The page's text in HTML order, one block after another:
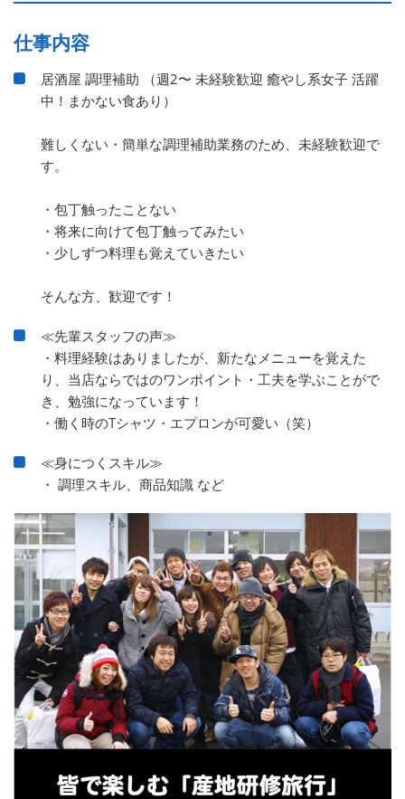
仕事内容
居酒屋 調理補助 （週2〜 未経験歓迎 癒やし系女子 活躍
中！まかない食あり）
難しくない・簡単な調理補助業務のため、未経験歓迎で
す。
・包丁触ったことない
・将来に向けて包丁触ってみたい
・少しずつ料理も覚えていきたい
そんな方、歓迎です！
≪先輩スタッフの声≫
・料理経験はありましたが、新たなメニューを覚えた
り、当店ならではのワンポイント・工夫を学ぶことがで
き、勉強になっています！
・働く時のTシャツ・エプロンが可愛い（笑）
≪身につくスキル≫
・ 調理スキル、商品知識 など